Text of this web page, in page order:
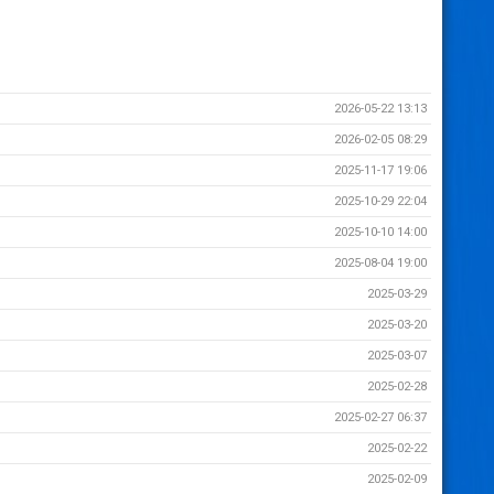
2026-05-22 13:13
2026-02-05 08:29
2025-11-17 19:06
2025-10-29 22:04
2025-10-10 14:00
2025-08-04 19:00
2025-03-29
2025-03-20
2025-03-07
2025-02-28
2025-02-27 06:37
2025-02-22
2025-02-09